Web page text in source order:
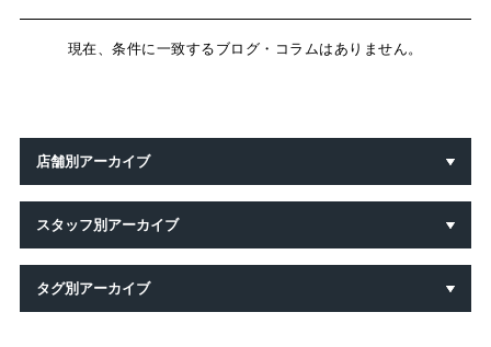
現在、条件に一致するブログ・コラムはありません。
店舗別アーカイブ
スタッフ別アーカイブ
タグ別アーカイブ